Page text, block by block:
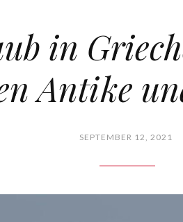
in
Antike
SEPTEMBER 12, 2021